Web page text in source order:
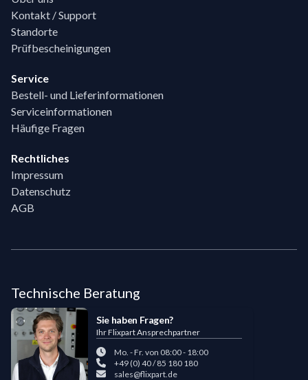
Kontakt / Support
Standorte
Prüfbescheinigungen
Service
Bestell- und Lieferinformationen
Serviceinformationen
Häufige Fragen
Rechtliches
Impressum
Datenschutz
AGB
Technische Beratung
Sie haben Fragen?
Ihr Flixpart Ansprechpartner
Mo. - Fr. von 08:00 - 18:00
+49 (0) 40 / 85 180 180
sales@flixpart.de